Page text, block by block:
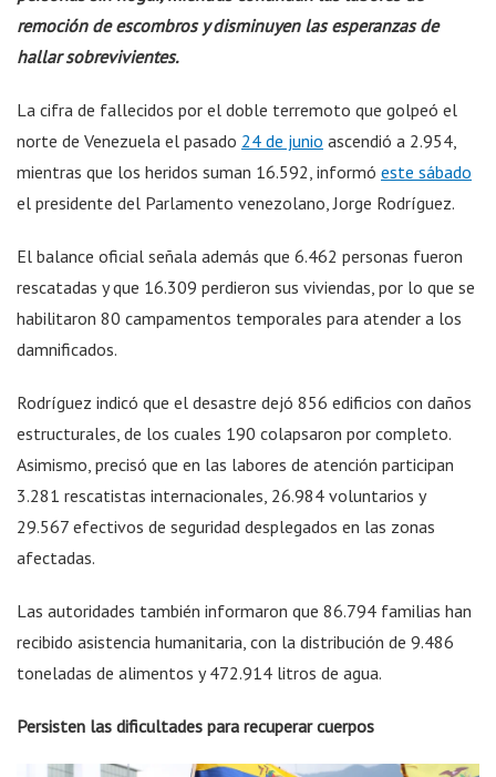
remoción de escombros y disminuyen las esperanzas de
hallar sobrevivientes.
La cifra de fallecidos por el doble terremoto que golpeó el
norte de Venezuela el pasado 24 de junio ascendió a 2.954,
mientras que los heridos suman 16.592, informó este sábado
el presidente del Parlamento venezolano, Jorge Rodríguez.
El balance oficial señala además que 6.462 personas fueron
rescatadas y que 16.309 perdieron sus viviendas, por lo que se
habilitaron 80 campamentos temporales para atender a los
damnificados.
Rodríguez indicó que el desastre dejó 856 edificios con daños
estructurales, de los cuales 190 colapsaron por completo.
Asimismo, precisó que en las labores de atención participan
3.281 rescatistas internacionales, 26.984 voluntarios y
29.567 efectivos de seguridad desplegados en las zonas
afectadas.
Las autoridades también informaron que 86.794 familias han
recibido asistencia humanitaria, con la distribución de 9.486
toneladas de alimentos y 472.914 litros de agua.
Persisten las dificultades para recuperar cuerpos